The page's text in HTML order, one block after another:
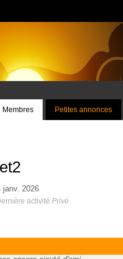
Membres Petites annonces
janv. 2026
activité Privé